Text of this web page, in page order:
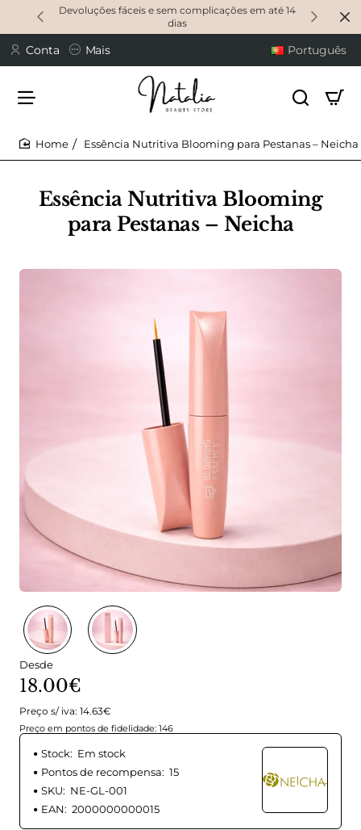
Devoluções fáceis e sem complicações em até 14
dias
Conta Mais Português
Essência Nutritiva Blooming
para Pestanas – Neicha
Essência Nutritiva Blooming para Pestanas – Neicha
Desde
18.00€
Preço s/ iva: 14.63€
Preço em pontos de fidelidade: 146
Stock: Em stock
Pontos de recompensa: 15
SKU: NE-GL-001
EAN: 2000000000015